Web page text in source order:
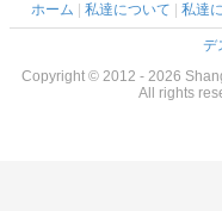
ホーム 私達について 私達
デ
Copyright © 2012 - 2026
All rights